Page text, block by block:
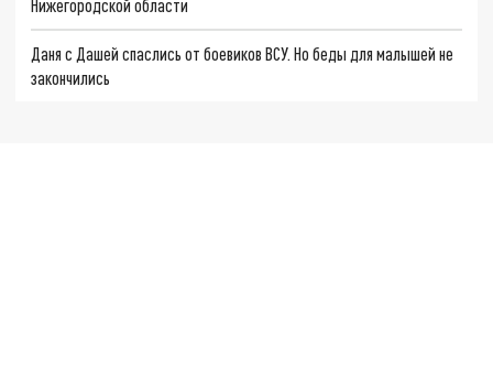
Нижегородской области
Даня с Дашей спаслись от боевиков ВСУ. Но беды для малышей не
закончились